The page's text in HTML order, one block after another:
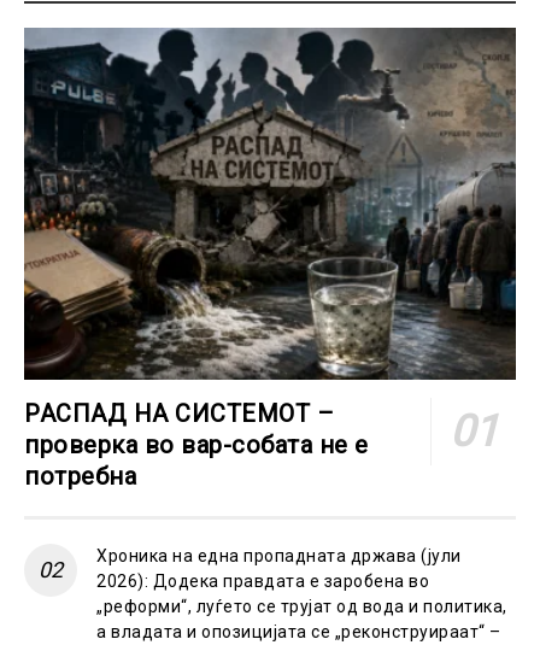
РАСПАД НА СИСТЕМОТ –
проверка во вар-собата не е
потребна
Хроника на една пропадната држава (јули
2026): Додека правдата е заробена во
„реформи“, луѓето се трујат од вода и политика,
а владата и опозицијата се „реконструираат“ –